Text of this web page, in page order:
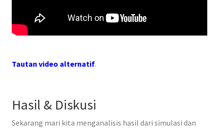
Tautan video alternatif.
Hasil & Diskusi
Sekarang mari kita menganalisis hasil dari simulasi dan